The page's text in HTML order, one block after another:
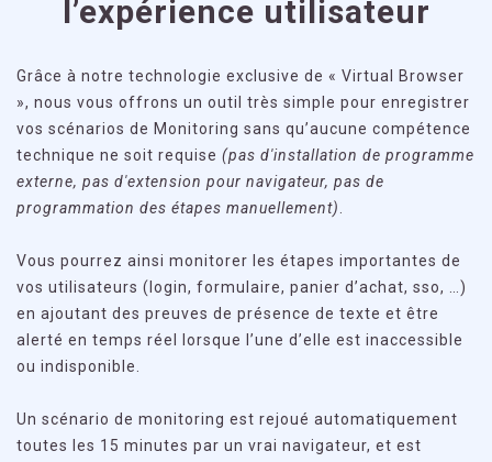
l’expérience utilisateur
Grâce à notre technologie exclusive de « Virtual Browser
», nous vous offrons un outil très simple pour enregistrer
vos scénarios de Monitoring sans qu’aucune compétence
technique ne soit requise (pas d'installation de programme
externe, pas d'extension pour navigateur, pas de
programmation des étapes manuellement).
Vous pourrez ainsi monitorer les étapes importantes de
vos utilisateurs (login, formulaire, panier d’achat, sso, …)
en ajoutant des preuves de présence de texte et être
alerté en temps réel lorsque l’une d’elle est inaccessible
ou indisponible.
Un scénario de monitoring est rejoué automatiquement
toutes les 15 minutes par un vrai navigateur, et est